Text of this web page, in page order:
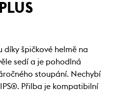
díky špičkové helmě na
sedí a je pohodlná
stoupání. Nechybí
Přilba je kompatibilní